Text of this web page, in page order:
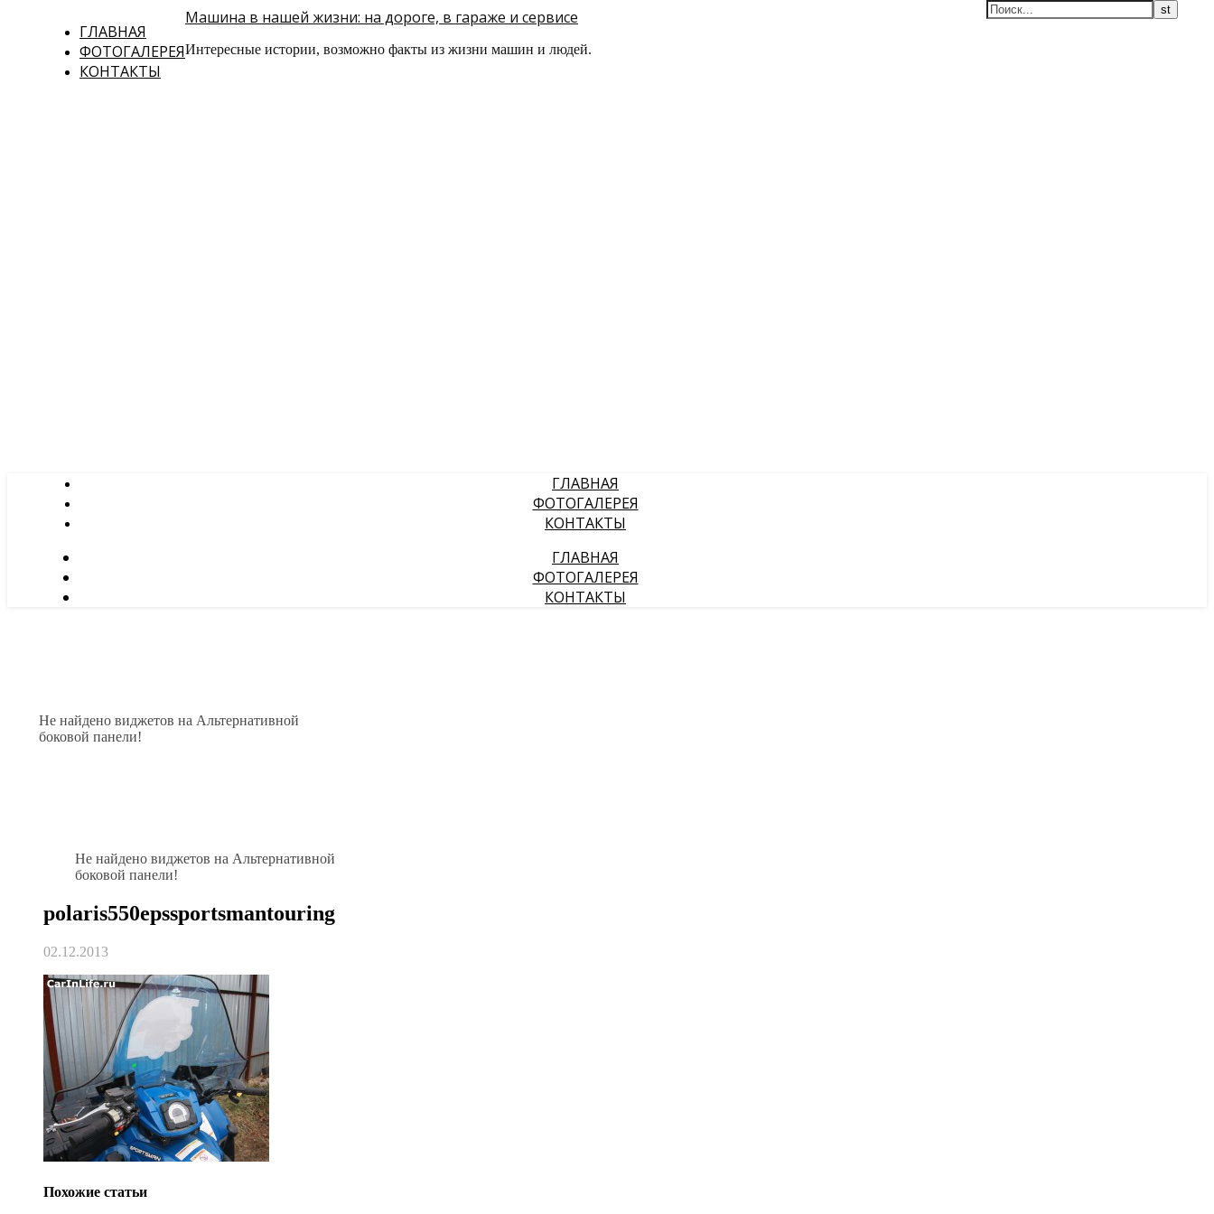
ГЛАВНАЯ
ФОТОГАЛЕРЕЯ
КОНТАКТЫ
Машина в нашей жизни: на дороге, в гараже и сервисе
Интересные истории, возможно факты из жизни машин и людей.
ГЛАВНАЯ
ФОТОГАЛЕРЕЯ
КОНТАКТЫ
ГЛАВНАЯ
ФОТОГАЛЕРЕЯ
КОНТАКТЫ
Не найдено виджетов на Альтернативной
боковой панели!
Не найдено виджетов на Альтернативной
боковой панели!
polaris550epssportsmantouring
02.12.2013
Похожие статьи